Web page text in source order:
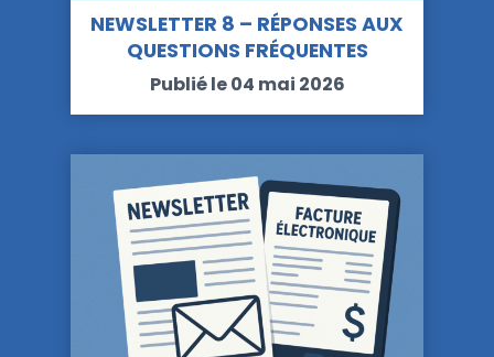
NEWSLETTER 8 – RÉPONSES AUX
QUESTIONS FRÉQUENTES
Publié le 04 mai 2026